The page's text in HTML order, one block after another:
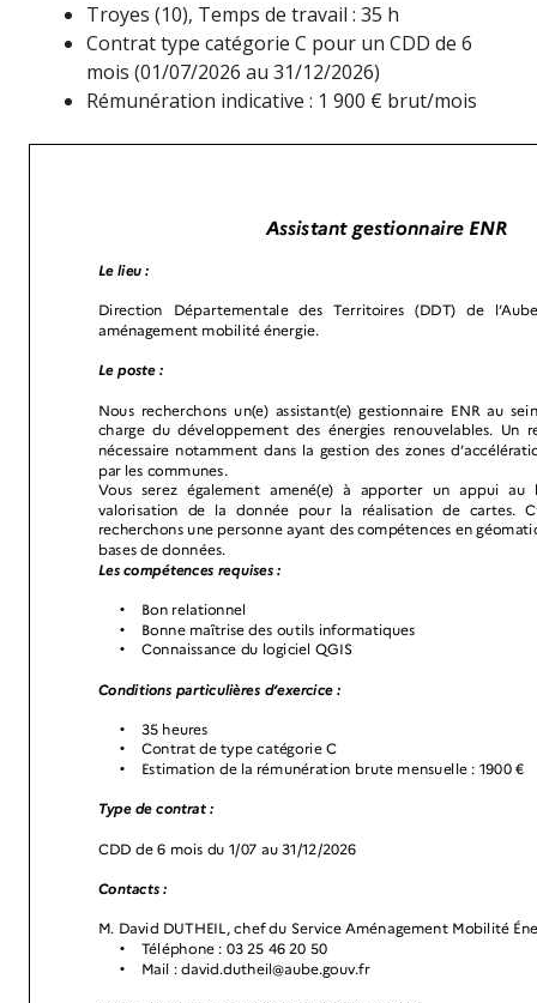
Troyes (10), Temps de travail : 35 h
Contrat type catégorie C pour un CDD de 6
mois (01/07/2026 au 31/12/2026)
Rémunération indicative : 1 900 € brut/mois